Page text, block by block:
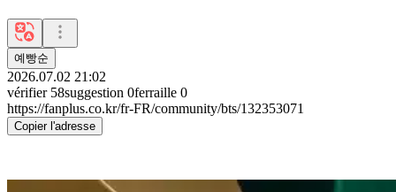
예빵순
2026.07.02 21:02
vérifier 58suggestion 0ferraille 0
https://fanplus.co.kr/fr-FR/community/bts/132353071
Copier l'adresse